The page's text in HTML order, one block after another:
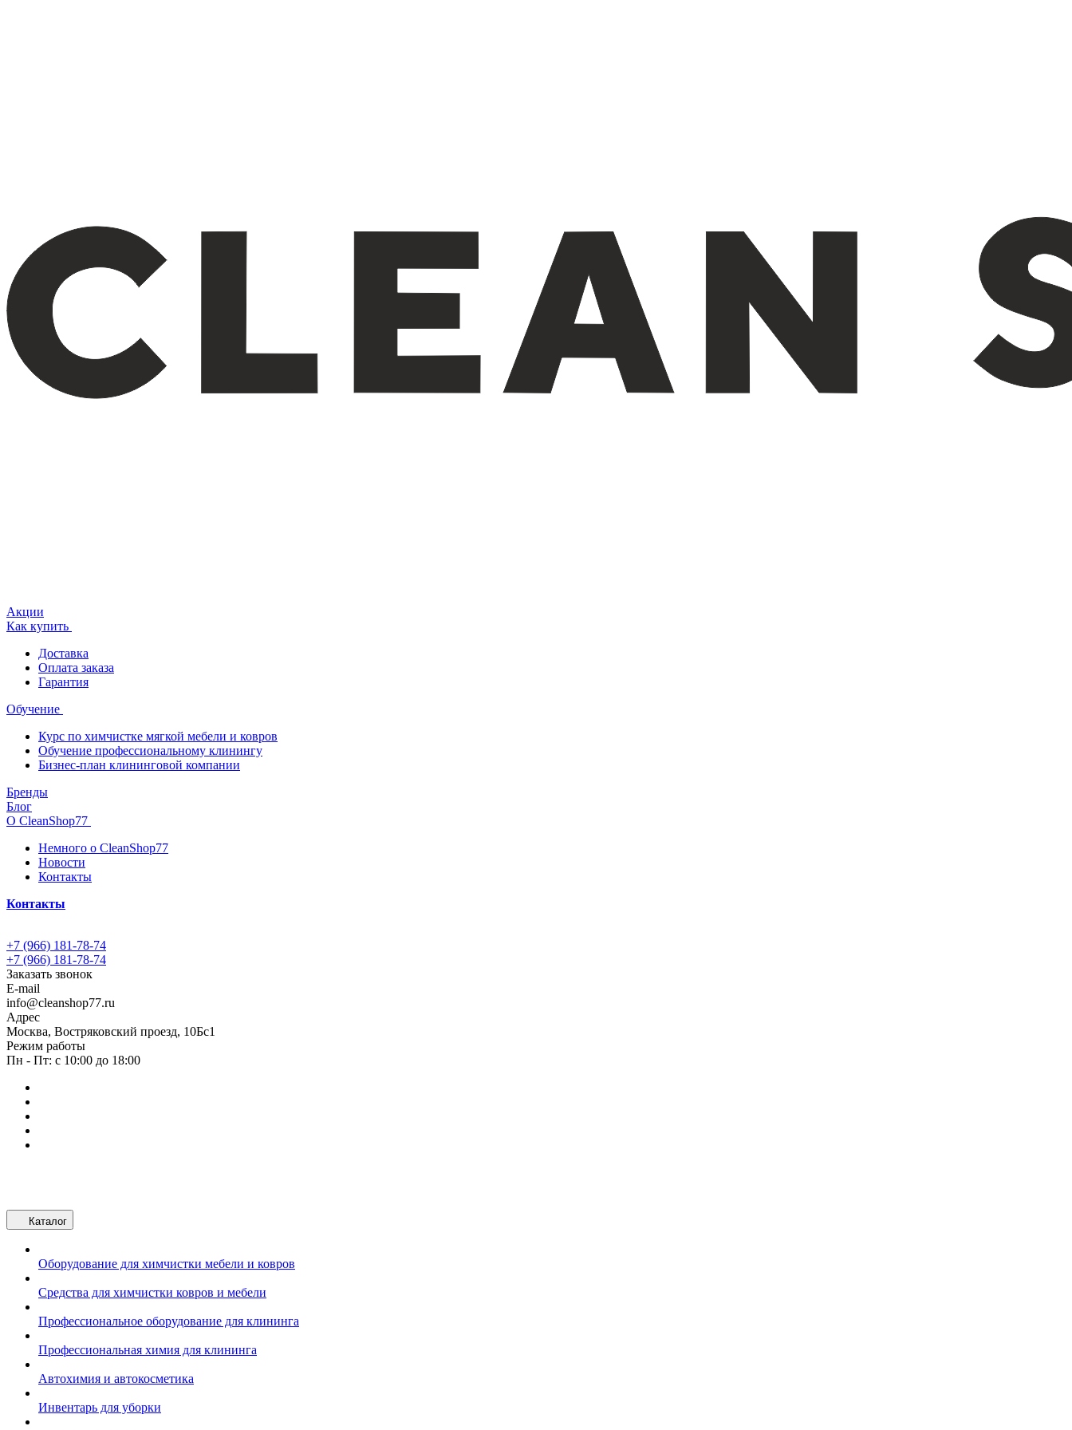
Акции
Как купить
Доставка
Оплата заказа
Гарантия
Обучение
Курс по химчистке мягкой мебели и ковров
Обучение профессиональному клинингу
Бизнес-план клининговой компании
Бренды
Блог
О CleanShop77
Немного о CleanShop77
Новости
Контакты
Контакты
+7 (966) 181-78-74
+7 (966) 181-78-74
Заказать звонок
E-mail
info@cleanshop77.ru
Адрес
Москва, Востряковский проезд, 10Бс1
Режим работы
Пн - Пт: с 10:00 до 18:00
Каталог
Оборудование для химчистки мебели и ковров
Средства для химчистки ковров и мебели
Профессиональное оборудование для клининга
Профессиональная химия для клининга
Автохимия и автокосметика
Инвентарь для уборки